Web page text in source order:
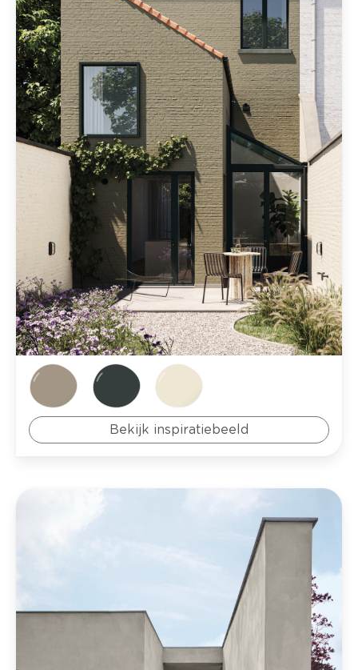
Bekijk inspiratiebeeld